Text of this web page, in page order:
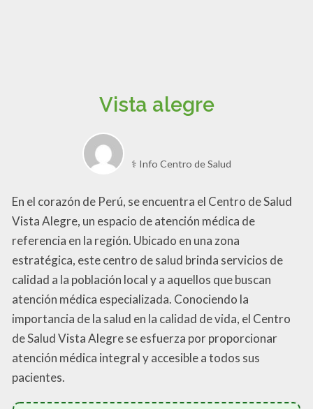
Vista alegre
⚕️ Info Centro de Salud
En el corazón de Perú, se encuentra el Centro de Salud
Vista Alegre, un espacio de atención médica de
referencia en la región. Ubicado en una zona
estratégica, este centro de salud brinda servicios de
calidad a la población local y a aquellos que buscan
atención médica especializada. Conociendo la
importancia de la salud en la calidad de vida, el Centro
de Salud Vista Alegre se esfuerza por proporcionar
atención médica integral y accesible a todos sus
pacientes.